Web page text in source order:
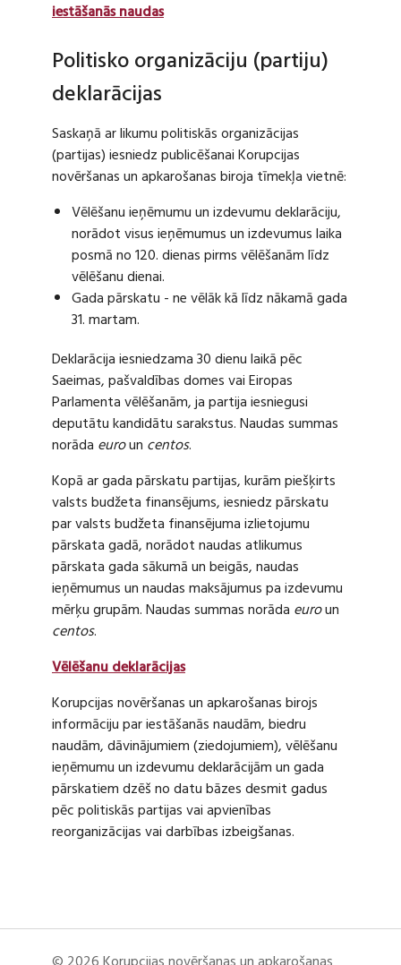
iestāšanās naudas
Politisko organizāciju (partiju)
deklarācijas
Saskaņā ar likumu politiskās organizācijas
(partijas) iesniedz publicēšanai Korupcijas
novēršanas un apkarošanas biroja tīmekļa vietnē:
Vēlēšanu ieņēmumu un izdevumu deklarāciju,
norādot visus ieņēmumus un izdevumus laika
posmā no 120. dienas pirms vēlēšanām līdz
vēlēšanu dienai.
Gada pārskatu - ne vēlāk kā līdz nākamā gada
31. martam.
Deklarācija iesniedzama 30 dienu laikā pēc
Saeimas, pašvaldības domes vai Eiropas
Parlamenta vēlēšanām, ja partija iesniegusi
deputātu kandidātu sarakstus. Naudas summas
norāda euroun centos.
Kopā ar gada pārskatu partijas, kurām piešķirts
valsts budžeta finansējums, iesniedz pārskatu
par valsts budžeta finansējuma izlietojumu
pārskata gadā, norādot naudas atlikumus
pārskata gada sākumā un beigās, naudas
ieņēmumus un naudas maksājumus pa izdevumu
mērķu grupām. Naudas summas norāda euroun
centos.
Vēlēšanu deklarācijas
Korupcijas novēršanas un apkarošanas birojs
informāciju par iestāšanās naudām, biedru
naudām, dāvinājumiem (ziedojumiem), vēlēšanu
ieņēmumu un izdevumu deklarācijām un gada
pārskatiem dzēš no datu bāzes desmit gadus
pēc politiskās partijas vai apvienības
reorganizācijas vai darbības izbeigšanas.